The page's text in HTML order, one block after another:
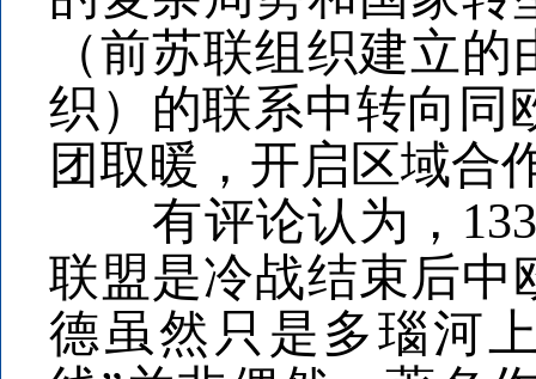
（前苏联组织建立
织）的联系中转向同
团取暖，开启区域合
有评论认为，
联盟是冷战结束后中
德虽然只是多瑙河